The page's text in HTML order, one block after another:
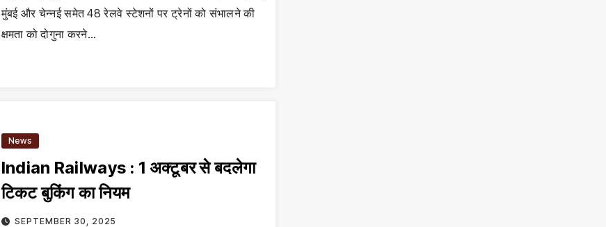
मुंबई और चेन्नई समेत 48 रेलवे स्टेशनों पर ट्रेनों को संभालने की
क्षमता को दोगुना करने…
News
Indian Railways : 1 अक्टूबर से बदलेगा
टिकट बुकिंग का नियम
SEPTEMBER 30, 2025